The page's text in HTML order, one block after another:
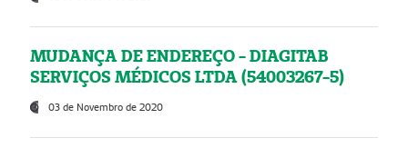
MUDANÇA DE ENDEREÇO - DIAGITAB
SERVIÇOS MÉDICOS LTDA (54003267-5)
03 de Novembro de 2020